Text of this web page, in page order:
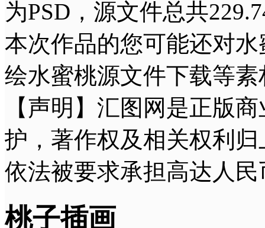
为PSD，源文件总共
本次作品的您可能还对
绘水蜜桃源文件下载等
【声明】汇图网是正版
护，著作权及相关权利
依法被要求承担高达人
桃子插画